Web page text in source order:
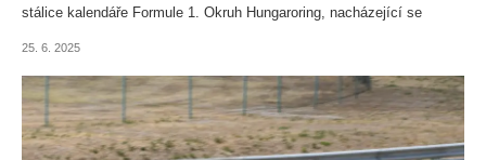
stálice kalendáře Formule 1. Okruh Hungaroring, nacházející se
se jel závod F1.
25. 6. 2025